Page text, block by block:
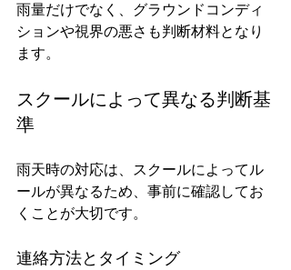
雨量だけでなく、グラウンドコンディ
ションや視界の悪さも判断材料となり
ます。
スクールによって異なる判断基
準
雨天時の対応は、スクールによってル
ールが異なるため、事前に確認してお
くことが大切です。
連絡方法とタイミング